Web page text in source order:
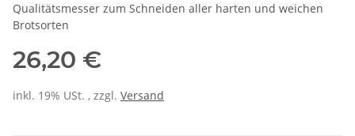
Qualitätsmesser zum Schneiden aller harten und weichen
Brotsorten
26,20 €
inkl. 19% USt. , zzgl. Versand